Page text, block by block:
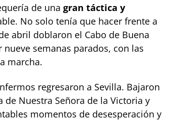
de una gran táctica y
No solo tenía que hacer frente a
abril doblaron el Cabo de Buena
semanas parados, con las
marcha.
regresaron a Sevilla. Bajaron
Nuestra Señora de la Victoria y
momentos de desesperación y